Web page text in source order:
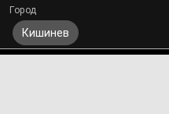
Город
Кишинев